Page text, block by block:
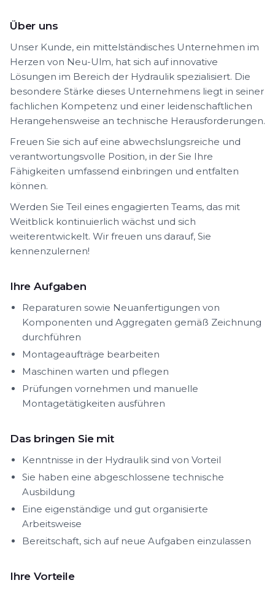
Über uns
Unser Kunde, ein mittelständisches Unternehmen im
Herzen von Neu-Ulm, hat sich auf innovative
Lösungen im Bereich der Hydraulik spezialisiert. Die
besondere Stärke dieses Unternehmens liegt in seiner
fachlichen Kompetenz und einer leidenschaftlichen
Herangehensweise an technische Herausforderungen.
Freuen Sie sich auf eine abwechslungsreiche und
verantwortungsvolle Position, in der Sie Ihre
Fähigkeiten umfassend einbringen und entfalten
können.
Werden Sie Teil eines engagierten Teams, das mit
Weitblick kontinuierlich wächst und sich
weiterentwickelt. Wir freuen uns darauf, Sie
kennenzulernen!
Ihre Aufgaben
Reparaturen sowie Neuanfertigungen von
Komponenten und Aggregaten gemäß Zeichnung
durchführen
Montageaufträge bearbeiten
Maschinen warten und pflegen
Prüfungen vornehmen und manuelle
Montagetätigkeiten ausführen
Das bringen Sie mit
Kenntnisse in der Hydraulik sind von Vorteil
Sie haben eine abgeschlossene technische
Ausbildung
Eine eigenständige und gut organisierte
Arbeitsweise
Bereitschaft, sich auf neue Aufgaben einzulassen
Ihre Vorteile